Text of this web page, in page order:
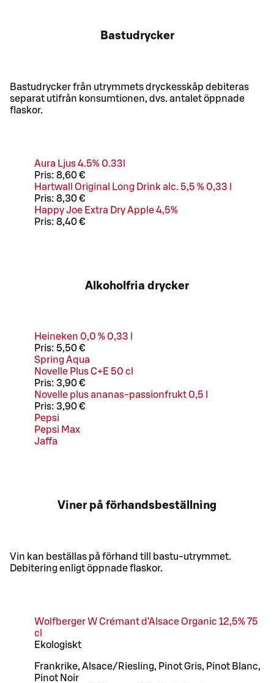
Bastudrycker
Bastudrycker från utrymmets dryckesskåp debiteras
separat utifrån konsumtionen, dvs. antalet öppnade
flaskor.
Aura Ljus 4.5% 0.33l
Pris: 8,60 €
Hartwall Original Long Drink alc. 5,5 % 0,33 l
Pris: 8,30 €
Happy Joe Extra Dry Apple 4,5%
Pris: 8,40 €
Alkoholfria drycker
Heineken 0,0 % 0,33 l
Pris: 5,50 €
Spring Aqua
Novelle Plus C+E 50 cl
Pris: 3,90 €
Novelle plus ananas-passionfrukt 0,5 l
Pris: 3,90 €
Pepsi
Pepsi Max
Jaffa
Viner på förhandsbeställning
Vin kan beställas på förhand till bastu-utrymmet.
Debitering enligt öppnade flaskor.
Wolfberger W Crémant d’Alsace Organic 12,5% 75
cl
Ekologiskt
Frankrike, Alsace/Riesling, Pinot Gris, Pinot Blanc,
Pinot Noir